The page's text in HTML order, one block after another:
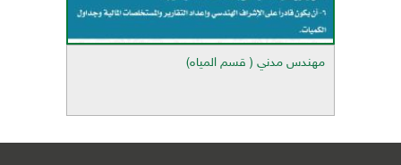
مهندس مدني ( قسم المياه)